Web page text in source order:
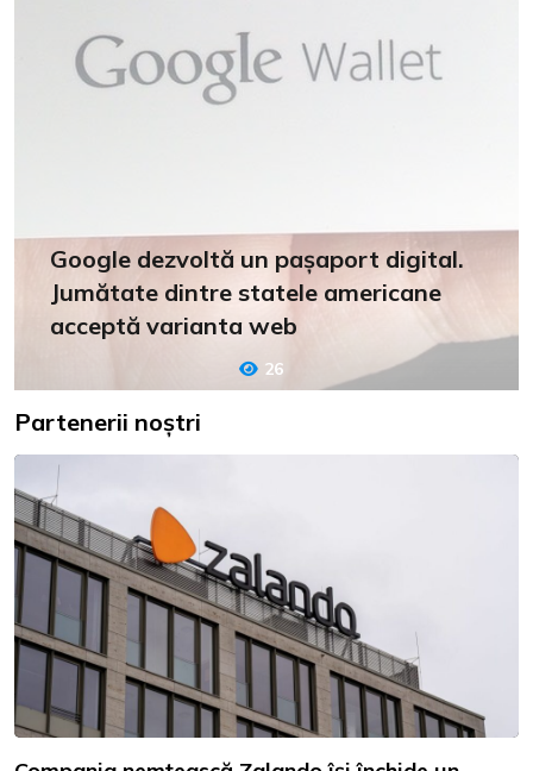
Google dezvoltă un pașaport digital.
Jumătate dintre statele americane
acceptă varianta web
26
Partenerii noștri